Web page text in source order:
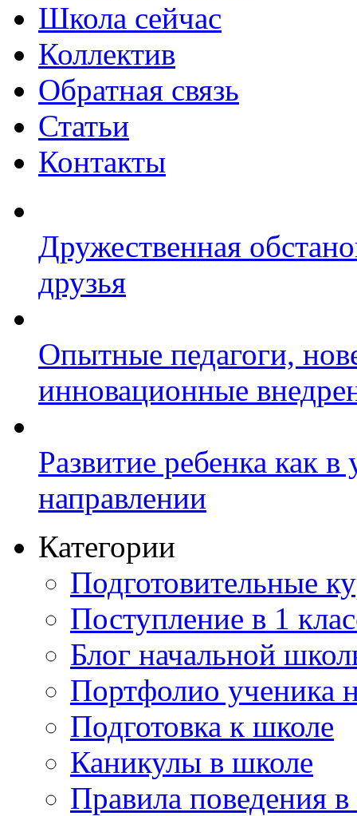
Школа сейчас
Коллектив
Обратная связь
Статьи
Контакты
Дружественная
друзья
Опытные педагоги,
инновационные
Развитие ребенка как
направлении
Категории
Подготовительные
Поступление в 1
Блог начальной
Портфолио ученика
Подготовка к школе
Каникулы в школе
Правила поведения